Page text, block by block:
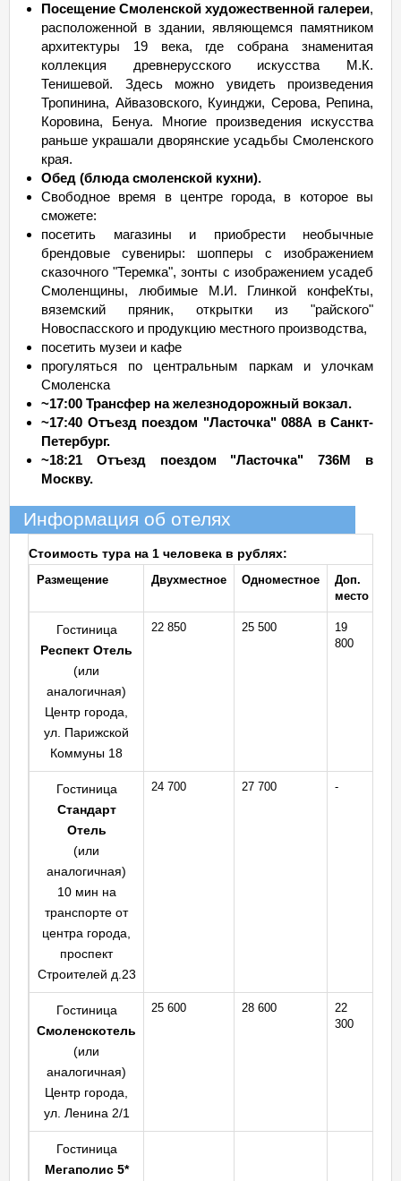
Посещение Смоленской художественной галереи,
расположенной в здании, являющемся памятником
архитектуры 19 века, где собрана знаменитая
коллекция древнерусского искусства М.К.
Тенишевой. Здесь можно увидеть произведения
Тропинина, Айвазовского, Куинджи, Серова, Репина,
Коровина, Бенуа. Многие произведения искусства
раньше украшали дворянские усадьбы Смоленского
края.
Обед (блюда смоленской кухни).
Свободное время в центре города, в которое вы
сможете:
посетить магазины и приобрести необычные
брендовые сувениры: шопперы с изображением
сказочного "Теремка", зонты с изображением усадеб
Смоленщины, любимые М.И. Глинкой конфеКты,
вяземский пряник, открытки из "райского"
Новоспасского и продукцию местного производства,
посетить музеи и кафе
прогуляться по центральным паркам и улочкам
Смоленска
~17:00 Трансфер на железнодорожный вокзал.
~17:40 Отъезд поездом "Ласточка" 088А в Санкт-
Петербург.
~18:21 Отъезд поездом "Ласточка" 736М в
Москву.
Информация об отелях
Стоимость тура на 1 человека в рублях:
Размещение Двухместное Одноместное
Доп.
место
Гостиница
Респект Отель
(или
аналогичная)
Центр города,
ул. Парижской
Коммуны 18
22 850 25 500
19
800
Гостиница
Стандарт
Отель
(или
аналогичная)
10 мин на
транспорте от
центра города,
проспект
Строителей д.23
24 700 27 700 -
Гостиница
Смоленскотель
(или
аналогичная)
Центр города,
ул. Ленина 2/1
25 600 28 600
22
300
Гостиница
Мегаполис 5*